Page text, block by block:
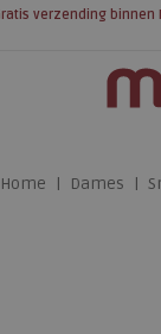
verzending binnen
Home Dames